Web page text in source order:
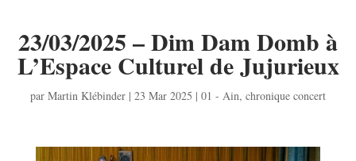
23/03/2025 – Dim Dam Domb à
L’Espace Culturel de Jujurieux
par Martin Klébinder | 23 Mar 2025 | 01 - Ain, chronique concert